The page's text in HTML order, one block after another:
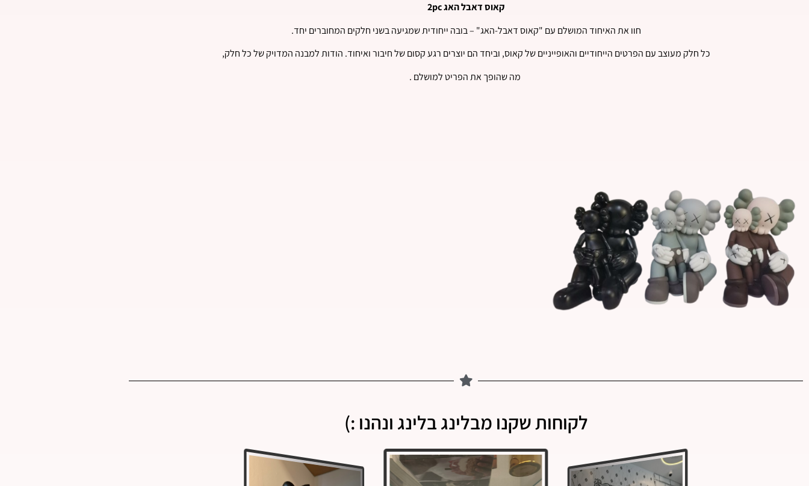
קאוס דאבל האג 2pc
חוו את האיחוד המושלם עם "קאוס דאבל-האג" – בובה ייחודית שמגיעה בשני חלקים המחוברים יחד.
כל חלק מעוצב עם הפרטים הייחודיים והאופייניים של קאוס, וביחד הם יוצרים רגע קסום של חיבור ואיחוד. הודות למבנה המדויק של כל חלק,
מה שהופך את הפריט למושלם .
לקוחות שקנו מבלינג בלינג ונהנו :)